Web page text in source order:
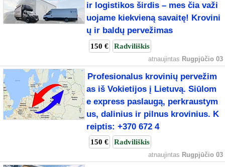
ir logistikos širdis – mes čia važi
uojame kiekvieną savaitę! Krovini
ų ir baldų pervežimas
150 € Radviliškis
atnaujintas Rugpjūčio 03
Profesionalus krovinių pervežim
as iš Vokietijos į Lietuvą. Siūlom
e express paslaugą, perkraustym
us, dalinius ir pilnus krovinius. K
reiptis: +370 672 4
150 € Radviliškis
atnaujintas Rugpjūčio 03